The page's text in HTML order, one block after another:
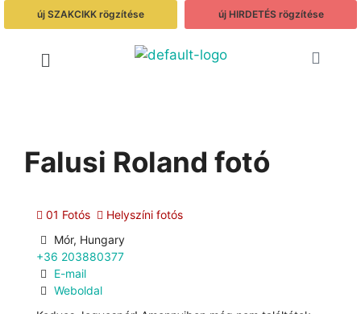
új SZAKCIKK rögzítése új HIRDETÉS rögzítése
Falusi Roland fotó
01 Fotós
Helyszíni fotós
Mór, Hungary
+36 203880377
E-mail
Weboldal